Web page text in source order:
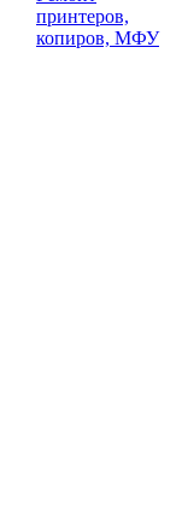
принтеров,
копиров, МФУ